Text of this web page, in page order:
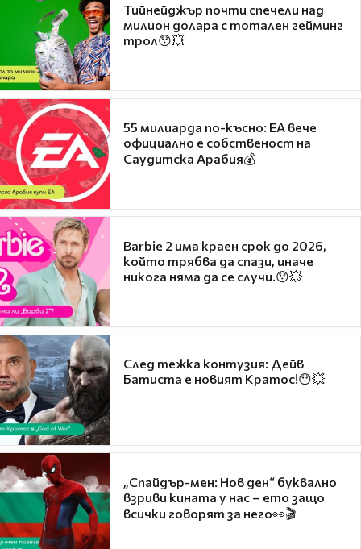
Тийнейджър почти спечели над
милион долара с тотален гейминг
трол😯💥
55 милиарда по-късно: EA вече
официално е собственост на
Саудитска Арабия💰
Barbie 2 има краен срок до 2026,
който трябва да спази, иначе
никога няма да се случи.😯💥
След тежка контузия: Дейв
Батиста е новият Кратос!😯💥
„Спайдър-мен: Нов ден“ буквално
взриви кината у нас – ето защо
всички говорят за него👀🎬